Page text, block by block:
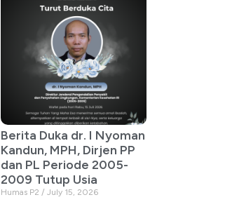
Berita Duka dr. I Nyoman
Kandun, MPH, Dirjen PP
dan PL Periode 2005-
2009 Tutup Usia
Humas P2 July 15, 2026